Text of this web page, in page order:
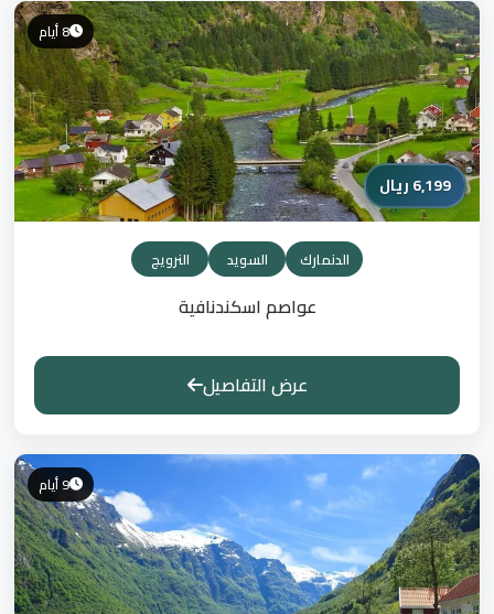
8 أيام
6,199 ريال
الدنمارك السويد النرويج
عواصم اسكندنافية
عرض التفاصيل
9 أيام